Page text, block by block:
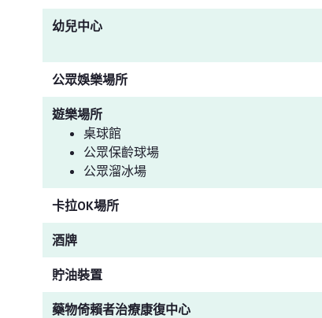
幼兒中心
公眾娛樂場所
遊樂場所
桌球館
公眾保齡球場
公眾溜冰場
卡拉OK場所
酒牌
貯油裝置
藥物倚賴者治療康復中心